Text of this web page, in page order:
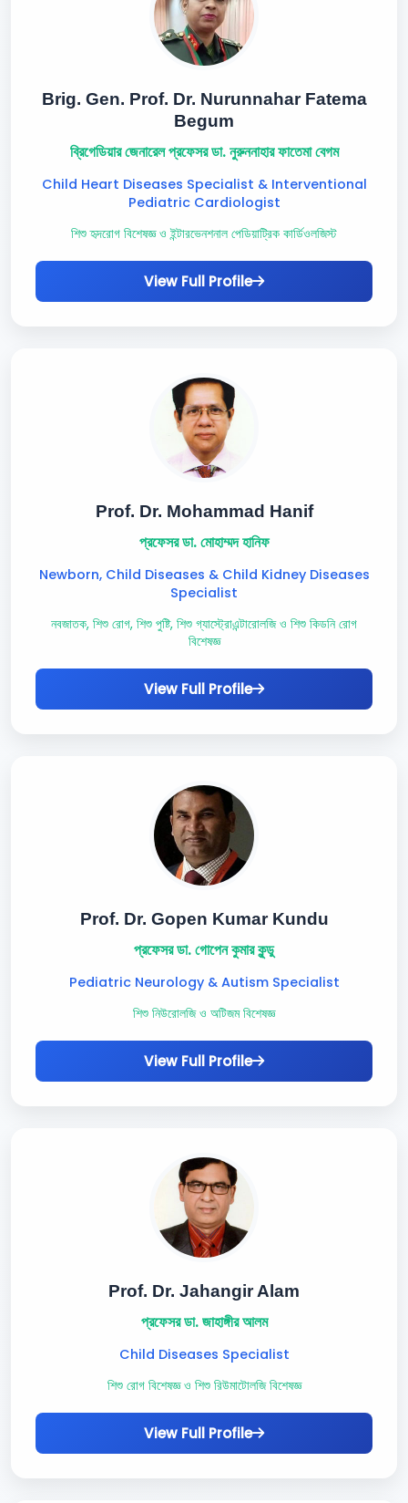
Brig. Gen. Prof. Dr. Nurunnahar Fatema
Begum
ব্রিগেডিয়ার জেনারেল প্রফেসর ডা. নুরুননাহার ফাতেমা বেগম
Child Heart Diseases Specialist & Interventional
Pediatric Cardiologist
শিশু হৃদরোগ বিশেষজ্ঞ ও ইন্টারভেনশনাল পেডিয়াট্রিক কার্ডিওলজিস্ট
View Full Profile
Prof. Dr. Mohammad Hanif
প্রফেসর ডা. মোহাম্মদ হানিফ
Newborn, Child Diseases & Child Kidney Diseases
Specialist
নবজাতক, শিশু রোগ, শিশু পুষ্টি, শিশু গ্যাস্ট্রোএন্টারোলজি ও শিশু কিডনি রোগ
বিশেষজ্ঞ
View Full Profile
Prof. Dr. Gopen Kumar Kundu
প্রফেসর ডা. গোপেন কুমার কুন্ডু
Pediatric Neurology & Autism Specialist
শিশু নিউরোলজি ও অটিজম বিশেষজ্ঞ
View Full Profile
Prof. Dr. Jahangir Alam
প্রফেসর ডা. জাহাঙ্গীর আলম
Child Diseases Specialist
শিশু রোগ বিশেষজ্ঞ ও শিশু রিউমাটোলজি বিশেষজ্ঞ
View Full Profile